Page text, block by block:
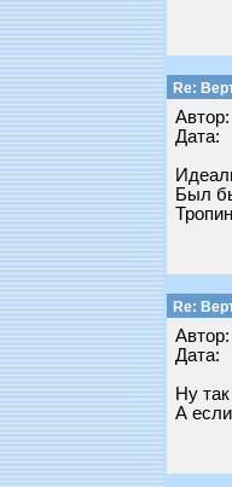
Re:
Автор:
Дата:
Был
Re:
Автор:
Дата:
Ну
А